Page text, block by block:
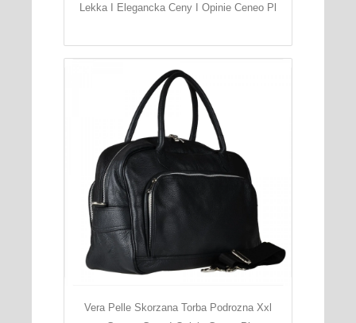
Lekka I Elegancka Ceny I Opinie Ceneo Pl
Vera Pelle Skorzana Torba Podrozna Xxl